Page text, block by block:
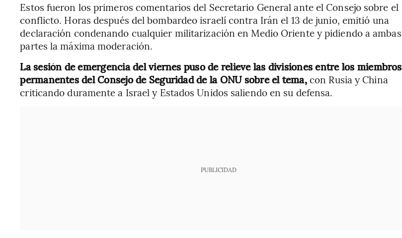
Estos fueron los primeros comentarios del Secretario General ante el Consejo sobre el
conflicto. Horas después del bombardeo israelí contra Irán el 13 de junio, emitió una
declaración condenando cualquier militarización en Medio Oriente y pidiendo a ambas
partes la máxima moderación.
La sesión de emergencia del viernes puso de relieve las divisiones entre los miembros
permanentes del Consejo de Seguridad de la ONU sobre el tema,con Rusia y China
criticando duramente a Israel y Estados Unidos saliendo en su defensa.
PUBLICIDAD